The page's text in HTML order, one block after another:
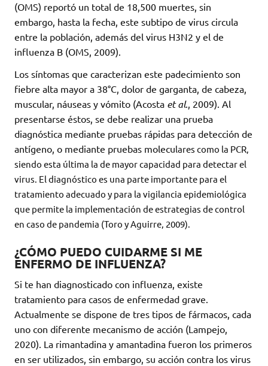
(OMS) reportó un total de 18,500 muertes, sin
embargo, hasta la fecha, este subtipo de virus circula
entre la población, además del virus H3N2 y el de
influenza B (OMS, 2009).
Los síntomas que caracterizan este padecimiento son
fiebre alta mayor a 38°C, dolor de garganta, de cabeza,
muscular, náuseas y vómito (Acosta et al., 2009). Al
presentarse éstos, se debe realizar una prueba
diagnóstica mediante pruebas rápidas para detección de
antígeno, o mediante pruebas moleculares como la PCR,
siendo esta última la de mayor capacidad para detectar el
virus. El diagnóstico es una parte importante para el
tratamiento adecuado y para la vigilancia epidemiológica
que permite la implementación de estrategias de control
en caso de pandemia (Toro y Aguirre, 2009).
¿CÓMO PUEDO CUIDARME SI ME
ENFERMO DE INFLUENZA?
Si te han diagnosticado con influenza, existe
tratamiento para casos de enfermedad grave.
Actualmente se dispone de tres tipos de fármacos, cada
uno con diferente mecanismo de acción (Lampejo,
2020). La rimantadina y amantadina fueron los primeros
en ser utilizados, sin embargo, su acción contra los virus